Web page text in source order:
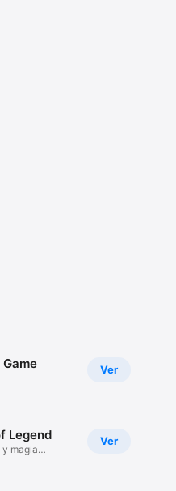
Ver
Ver
Legend
magia